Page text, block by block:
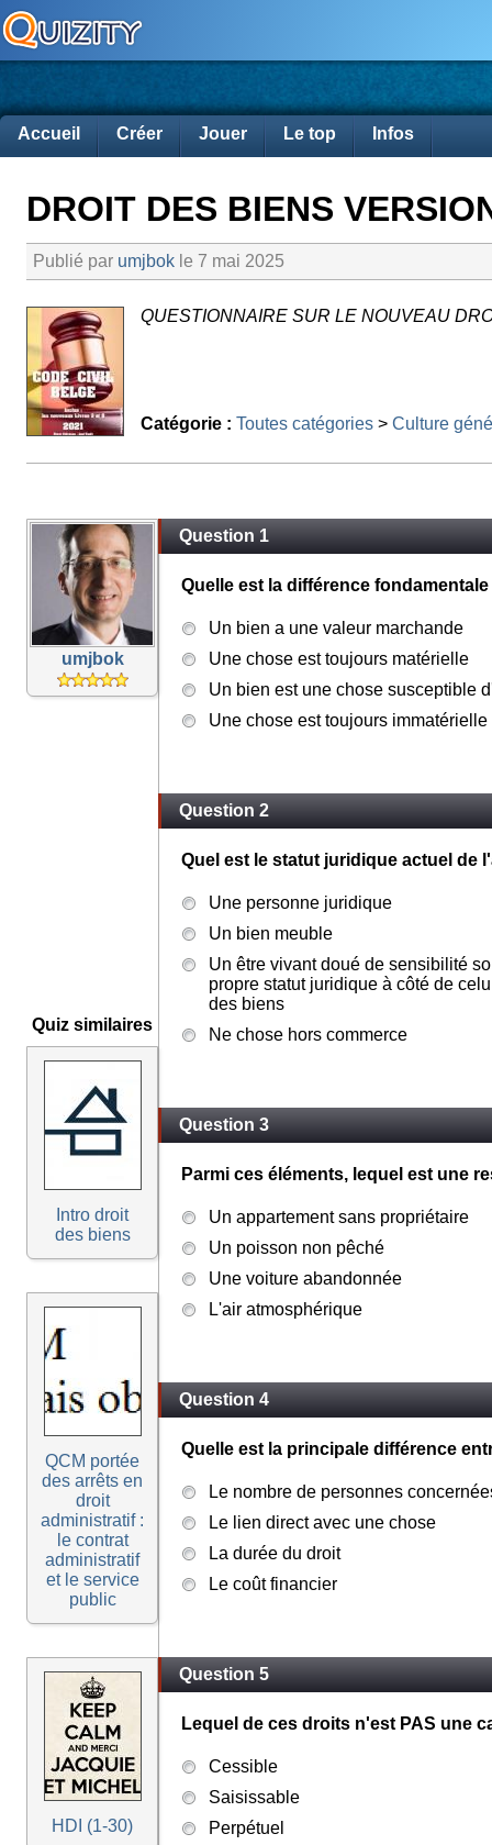
Accueil Créer Jouer Le top Infos
DROIT DES BIENS
Publié par umjbok le 7 mai 2025
QUESTIONNAIRE SUR LE NOUVEAU
Catégorie : Toutes catégories > Culture
umjbok
Quiz similaires
Intro droit
des biens
QCM portée
des arrêts en
droit
administratif :
le contrat
administratif
et le service
public
HDI (1-30)
Question 1
Quelle est la différence
Un bien a une valeur marchande
Une chose est toujours matérielle
Un bien est une chose susceptible
Une chose est toujours immatérielle
Question 2
Quel est le statut juridique actuel de
Une personne juridique
Un bien meuble
Un être vivant doué de sensibilité
propre statut juridique à côté de
des biens
Ne chose hors commerce
Question 3
Parmi ces éléments, lequel est une
Un appartement sans propriétaire
Un poisson non pêché
Une voiture abandonnée
L'air atmosphérique
Question 4
Quelle est la principale différence
Le nombre de personnes
Le lien direct avec une chose
La durée du droit
Le coût financier
Question 5
Lequel de ces droits n'est PAS une
Cessible
Saisissable
Perpétuel